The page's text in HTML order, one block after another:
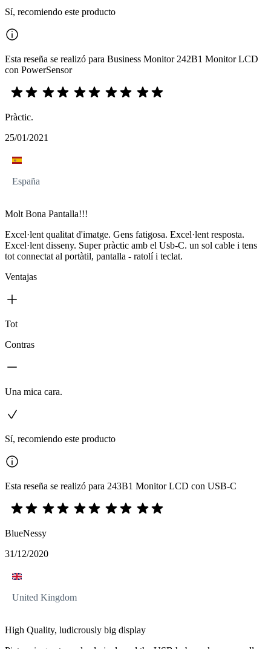
Sí, recomiendo este producto
Esta reseña se realizó para Business Monitor 242B1 Monitor LCD
con PowerSensor
Pràctic.
25/01/2021
España
Molt Bona Pantalla!!!
Excel·lent qualitat d'imatge. Gens fatigosa. Excel·lent resposta.
Excel·lent disseny. Super pràctic amb el Usb-C. un sol cable i tens
tot connectat al portàtil, pantalla - ratolí i teclat.
Ventajas
Tot
Contras
Una mica cara.
Sí, recomiendo este producto
Esta reseña se realizó para 243B1 Monitor LCD con USB-C
BlueNessy
31/12/2020
United Kingdom
High Quality, ludicrously big display